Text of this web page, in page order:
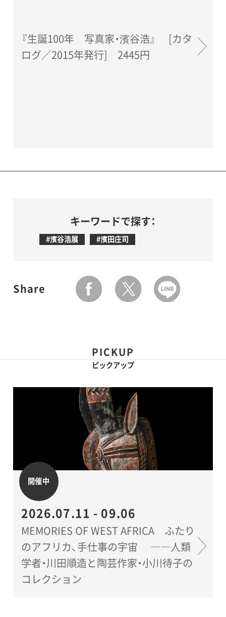
『生誕100年 写真家・濱谷浩』 [カタ
ログ／2015年発行] 2445円
キーワードで探す：
#濱谷浩展 #濱田庄司
Share
facebook twitter LINEで送る
PICKUP
ピックアップ
開催中
2026.07.11 - 09.06
MEMORIES OF WEST AFRICA ふたり
のアフリカ、手仕事の宇宙 ――人類
学者・川田順造と陶芸作家・小川待子の
コレクション